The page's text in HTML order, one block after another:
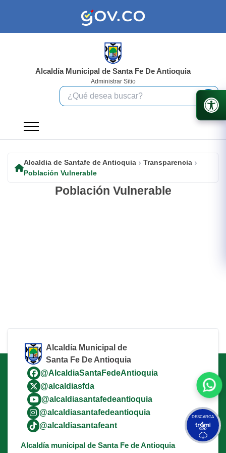
Alcaldía Municipal de Santa Fe De Antioquia
Administrar Sitio
Alcaldia de Santafe de Antioquia
Transparencia
Población Vulnerable
Población Vulnerable
Alcaldía municipal de Santa Fe de Antioquia
Alcaldía Municipal de
Santa Fe De Antioquia
@AlcaldiaSantaFedeAntioquia
@alcaldiasfda
@alcaldiasantafedeantioquia
@alcaldiasantafedeantioquia
@alcaldiasantafeant
DESCARGA